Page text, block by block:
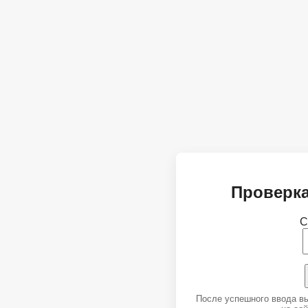
После успешного ввода